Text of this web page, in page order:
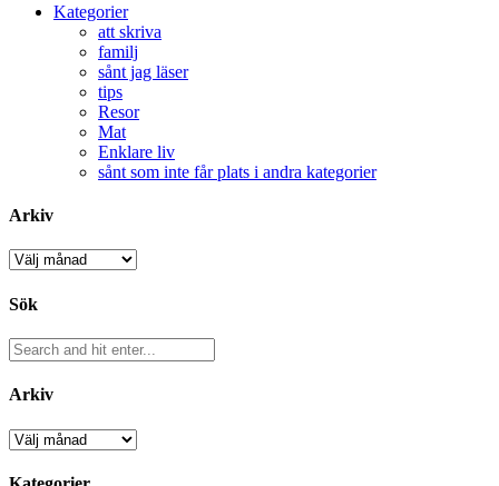
Kategorier
att skriva
familj
sånt jag läser
tips
Resor
Mat
Enklare liv
sånt som inte får plats i andra kategorier
Arkiv
Arkiv
Sök
Arkiv
Arkiv